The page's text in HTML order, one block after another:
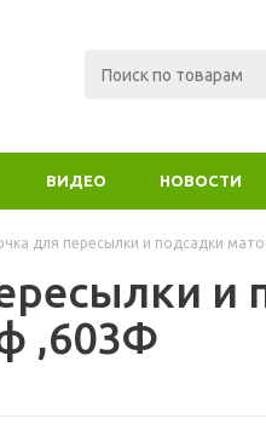
ВИДЕО НОВОСТИ
для пересылки и подсадки
и
,603Ф